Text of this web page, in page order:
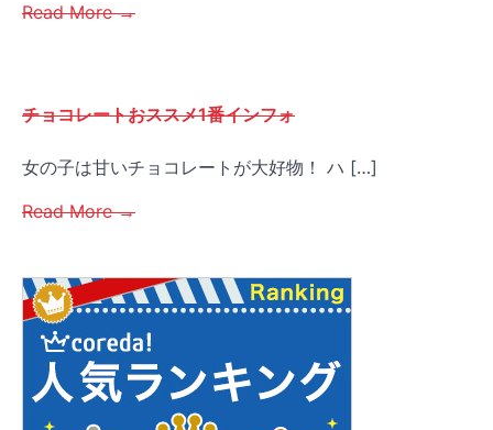
Read More →
チョコレートおススメ1番インフォ
女の子は甘いチョコレートが大好物！ ハ […]
Read More →